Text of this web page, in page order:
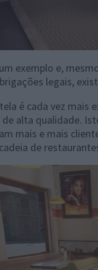
exemplo e,
legais,
é cada vez
alta qualidade.
mais e mais
de